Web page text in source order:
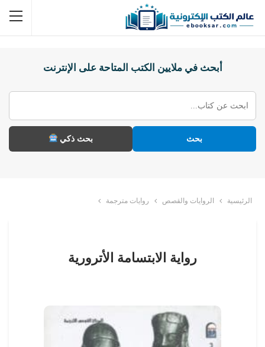
أبحث في ملايين الكتب المتاحة على الإنترنت
بحث بحث ذكي
الرئيسية الروايات والقصص روايات مترجمة
رواية الابتسامة الأترورية